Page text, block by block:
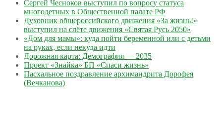
Сергей Чесноков выступил по вопросу статуса
многодетных в Общественной палате РФ
Духовник общероссийского движения «За жизнь!»
выступил на слёте движения «Святая Русь 2050»
«Дом для мамы»: куда пойти беременной или с детьми
на руках, если некуда идти
Дорожная карта: Демография — 2035
Проект «Знайка» БП «Спаси жизнь»
Пасхальное поздравление архимандрита Дорофея
(Вечканова)